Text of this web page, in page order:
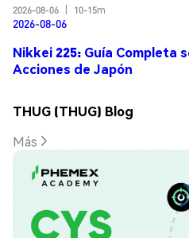
2026-08-06
10-15m
2026-08-06
Nikkei 225: Guía Completa
Acciones de Japón
THUG (THUG) Blog
Más